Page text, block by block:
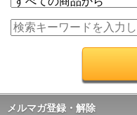
メルマガ登録・解除